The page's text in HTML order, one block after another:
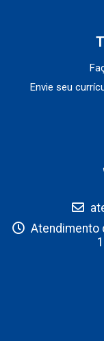
Envie seu
Atendimento